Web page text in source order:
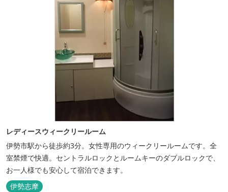
レディースウィークリールーム
伊勢市駅から徒歩約3分。女性専用のウィークリールームです。全
室禁煙で快適。セントラルロックとルームキーのダブルロックで、
お一人様でも安心して宿泊できます。
伊勢志摩